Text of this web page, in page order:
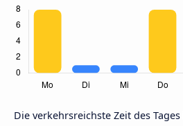
Die verkehrsreichste Zeit des